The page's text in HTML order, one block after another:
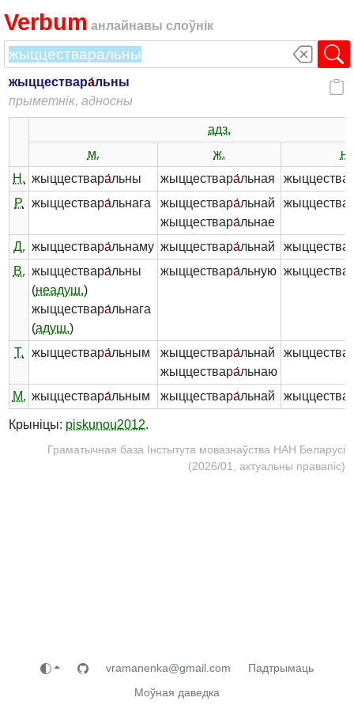
Verbum анлайнавы слоўнік
жыццествара́льны
прыметнік, адносны
адз.
м.
ж.
н.
Н. жыццествара́льны жыццествара́льная
Р.
жыццествара́льнага жыццествара́льнай
жыццествара́льнае
Д. жыццествара́льнаму жыццествара́льнай
В. жыццествара́льны
(неадуш.)
жыццествара́льнага
(адуш.)
жыццествара́льную
Т. жыццествара́льным жыццествара́льнай
жыццествара́льнаю
М. жыццествара́льным жыццествара́льнай
Крыніцы: piskunou2012.
Граматычная база Інстытута мовазнаўства НАН Беларусі
(2026/01, актуальны правапіс)
vramanenka@gmail.com
Падтрымаць
Моўная даведка